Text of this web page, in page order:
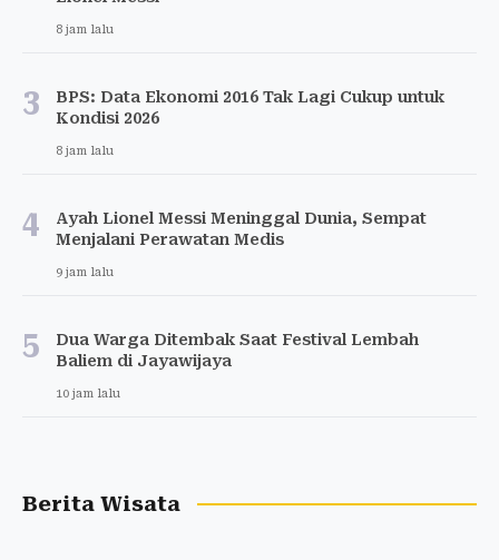
8 jam lalu
3
BPS: Data Ekonomi 2016 Tak Lagi Cukup untuk
Kondisi 2026
8 jam lalu
4
Ayah Lionel Messi Meninggal Dunia, Sempat
Menjalani Perawatan Medis
9 jam lalu
5
Dua Warga Ditembak Saat Festival Lembah
Baliem di Jayawijaya
10 jam lalu
Berita Wisata